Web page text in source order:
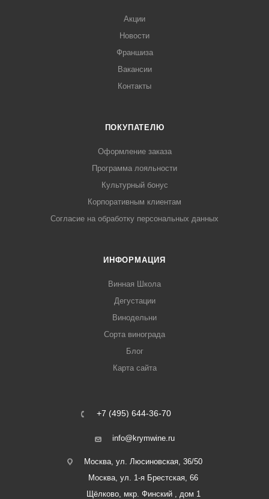
Акции
Новости
Франшиза
Вакансии
Контакты
ПОКУПАТЕЛЮ
Оформление заказа
Программа лояльности
Культурный бонус
Корпоративным клиентам
Согласие на обработку персональных данных
ИНФОРМАЦИЯ
Винная Школа
Дегустации
Винодельни
Сорта винограда
Блог
Карта сайта
+7 (495) 644-36-70
info@krymwine.ru
Москва, ул. Люсиновская, 36/50
Москва, ул. 1-я Брестская, 66
Щёлково, мкр. Финский , дом 1